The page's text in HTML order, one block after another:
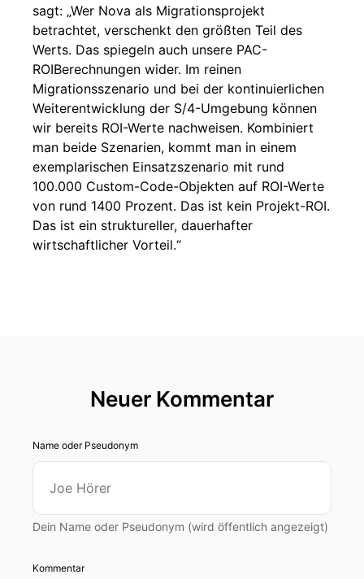
sagt: „Wer Nova als Migrationsprojekt
betrachtet, verschenkt den größten Teil des
Werts. Das spiegeln auch unsere PAC-
ROIBerechnungen wider. Im reinen
Migrationsszenario und bei der kontinuierlichen
Weiterentwicklung der S/4-Umgebung können
wir bereits ROI-Werte nachweisen. Kombiniert
man beide Szenarien, kommt man in einem
exemplarischen Einsatzszenario mit rund
100.000 Custom-Code-Objekten auf ROI-Werte
von rund 1400 Prozent. Das ist kein Projekt-ROI.
Das ist ein struktureller, dauerhafter
wirtschaftlicher Vorteil.“
Neuer Kommentar
Name oder Pseudonym
Dein Name oder Pseudonym (wird öffentlich angezeigt)
Kommentar